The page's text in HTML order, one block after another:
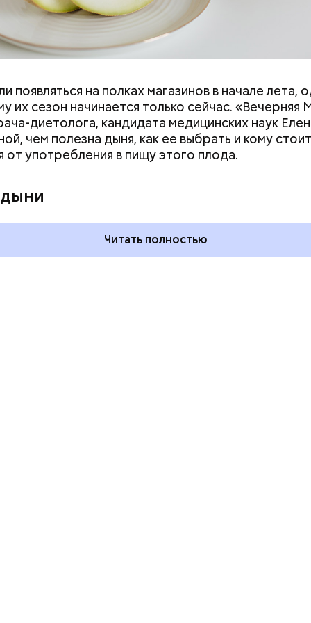
день
какие
в России
отмечают в России и мире 5
августа
появляться на полках магазинов в начале лета,
их сезон начинается только сейчас. «Вечерняя
диетолога, кандидата медицинских наук
чем полезна дыня, как ее выбрать и кому стоит
от употребления в пищу этого плода.
Читать полностью